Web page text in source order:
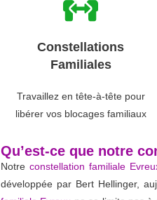
Constellations
Familiales
Travaillez en tête-à-tête pour
libérer vos blocages familiaux
Qu’est-ce que notre
Notreconstellation familiale
développée par Bert Hellinger,